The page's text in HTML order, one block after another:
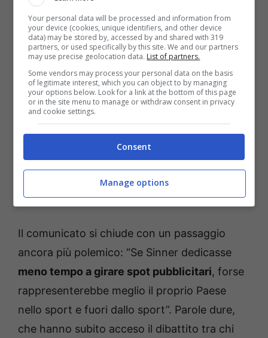
Sinner, il “no” ha un prezzo altissimo (AnsaFoto) –
Bettingnews.it
Il comunicato si chiude con un passaggio
ancora più polemico: “Se Sinner dedicasse
meno tempo a girare spot pubblicitari, forse
rappresenterebbe meglio il proprio Paese
nello sport e fuori dallo sport”. Parole dure,
che hanno subito acceso il dibattito tra chi
Your personal data will be processed and information from
your device (cookies, unique identifiers, and other device
data) may be stored by, accessed by and shared with 319
partners, or used specifically by this site. We and our partners
may use precise geolocation data. List of partners.
Some vendors may process your personal data on the basis
of legitimate interest, which you can object to by managing
your options below. Look for a link at the bottom of this page
or in the site menu to manage or withdraw consent in privacy
and cookie settings.
Consent
Manage options